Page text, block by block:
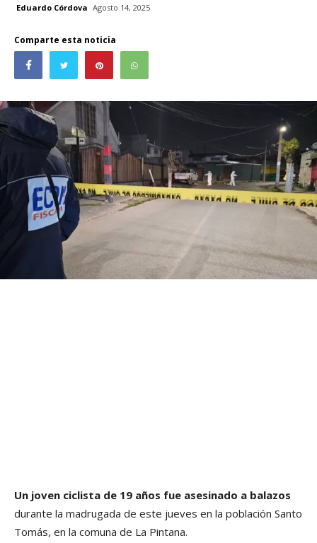
Eduardo Córdova Agosto 14, 2025
Comparte esta noticia
Un joven ciclista de 19 años fue asesinado a balazos
durante la madrugada de este jueves en la población Santo
Tomás, en la comuna de La Pintana.